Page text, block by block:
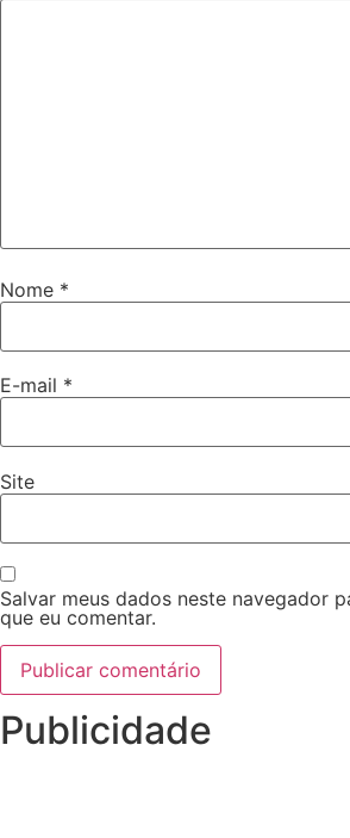
Nome *
E-mail *
Site
Salvar meus dados neste navegador
que eu comentar.
Publicidade